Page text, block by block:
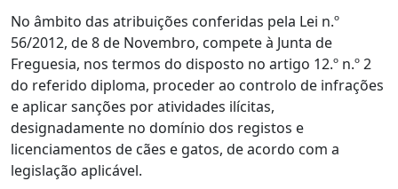
No âmbito das atribuições conferidas pela Lei n.º
56/2012, de 8 de Novembro, compete à Junta de
Freguesia, nos termos do disposto no artigo 12.º n.º 2
do referido diploma, proceder ao controlo de infrações
e aplicar sanções por atividades ilícitas,
designadamente no domínio dos registos e
licenciamentos de cães e gatos, de acordo com a
legislação aplicável.